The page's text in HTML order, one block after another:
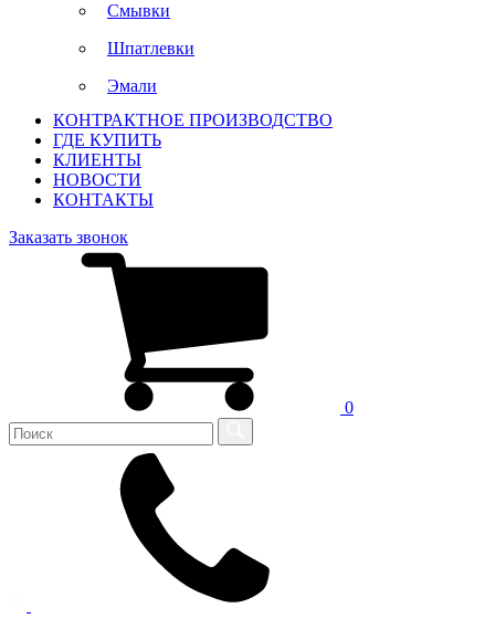
Смывки
Шпатлевки
Эмали
КОНТРАКТНОЕ ПРОИЗВОДСТВО
ГДЕ КУПИТЬ
КЛИЕНТЫ
НОВОСТИ
КОНТАКТЫ
Заказать звонок
0